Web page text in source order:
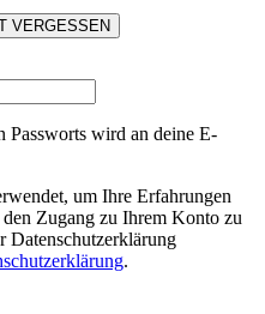
VERGESSEN
Passworts wird an deine E-
um Ihre Erfahrungen
Zugang zu Ihrem Konto zu
Datenschutzerklärung
.